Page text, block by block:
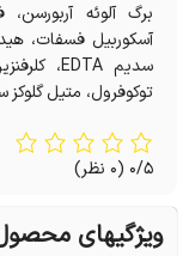
برگ آلوئه
آسکوربیل فسفات،
توکوفرول، متیل
0/5 (0 نظر)
ویژگیهای